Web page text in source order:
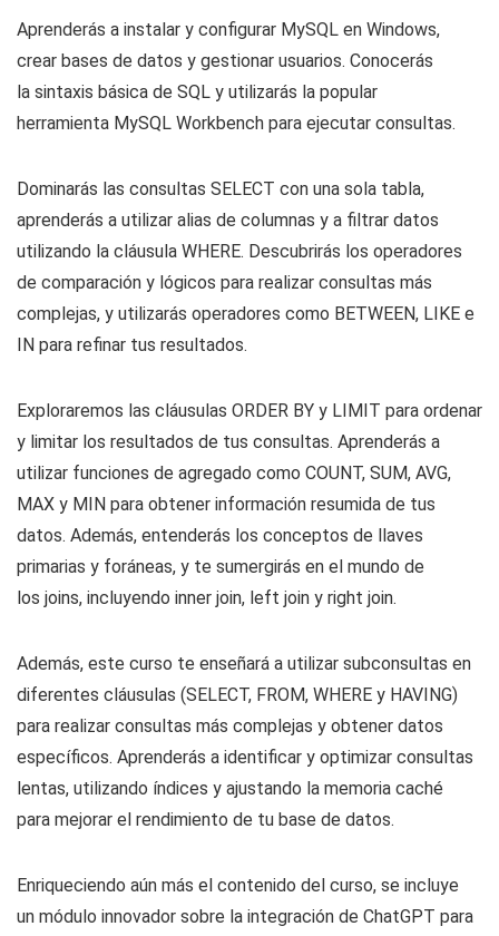
Aprenderás a instalar y configurar MySQL en Windows,
crear bases de datos y gestionar usuarios. Conocerás
la sintaxis básica de SQL y utilizarás la popular
herramienta MySQL Workbench para ejecutar consultas.
Dominarás las consultas SELECT con una sola tabla,
aprenderás a utilizar alias de columnas y a filtrar datos
utilizando la cláusula WHERE. Descubrirás los operadores
de comparación y lógicos para realizar consultas más
complejas, y utilizarás operadores como BETWEEN, LIKE e
IN para refinar tus resultados.
Exploraremos las cláusulas ORDER BY y LIMIT para ordenar
y limitar los resultados de tus consultas. Aprenderás a
utilizar funciones de agregado como COUNT, SUM, AVG,
MAX y MIN para obtener información resumida de tus
datos. Además, entenderás los conceptos de llaves
primarias y foráneas, y te sumergirás en el mundo de
los joins, incluyendo inner join, left join y right join.
Además, este curso te enseñará a utilizar subconsultas en
diferentes cláusulas (SELECT, FROM, WHERE y HAVING)
para realizar consultas más complejas y obtener datos
específicos. Aprenderás a identificar y optimizar consultas
lentas, utilizando índices y ajustando la memoria caché
para mejorar el rendimiento de tu base de datos.
Enriqueciendo aún más el contenido del curso, se incluye
un módulo innovador sobre la integración de ChatGPT para